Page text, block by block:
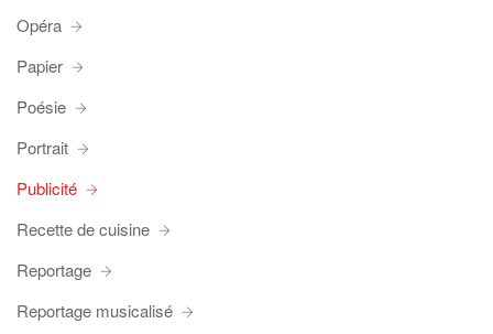
Opéra
Papier
Poésie
Portrait
Publicité
Recette de cuisine
Reportage
Reportage musicalisé